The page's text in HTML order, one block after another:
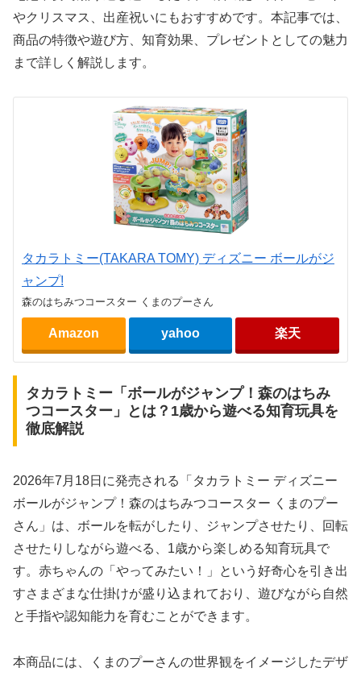
やクリスマス、出産祝いにもおすすめです。本記事では、
商品の特徴や遊び方、知育効果、プレゼントとしての魅力
まで詳しく解説します。
タカラトミー(TAKARA TOMY) ディズニー ボールがジ
ャンプ!
森のはちみつコースター くまのプーさん
Amazon yahoo 楽天
タカラトミー「ボールがジャンプ！森のはちみ
つコースター」とは？1歳から遊べる知育玩具を
徹底解説
2026年7月18日に発売される「タカラトミー ディズニー
ボールがジャンプ！森のはちみつコースター くまのプー
さん」は、ボールを転がしたり、ジャンプさせたり、回転
させたりしながら遊べる、1歳から楽しめる知育玩具で
す。赤ちゃんの「やってみたい！」という好奇心を引き出
すさまざまな仕掛けが盛り込まれており、遊びながら自然
と手指や認知能力を育むことができます。
本商品には、くまのプーさんの世界観をイメージしたデザ